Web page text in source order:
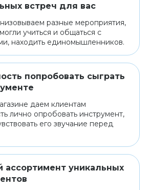
встреч для вас
разные мероприятия,
учиться и общаться с
находить единомышленников.
попробовать сыграть
даем клиентам
лично опробовать инструмент,
его звучание перед
ассортимент уникальных